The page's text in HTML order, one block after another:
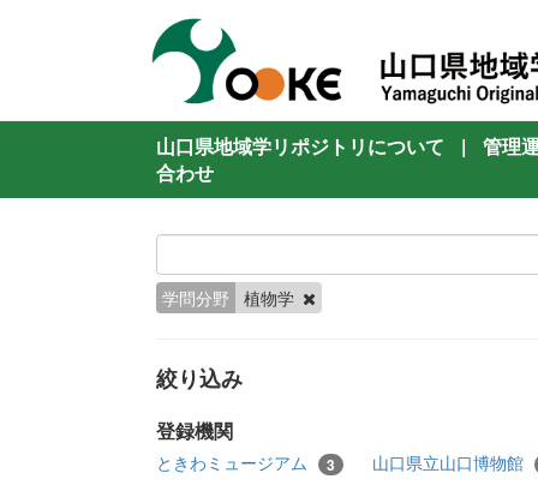
山口県地域学リポジトリについて |
管理
合わせ
学問分野 植物学
絞り込み
登録機関
ときわミュージアム 3 山口県立山口博物館